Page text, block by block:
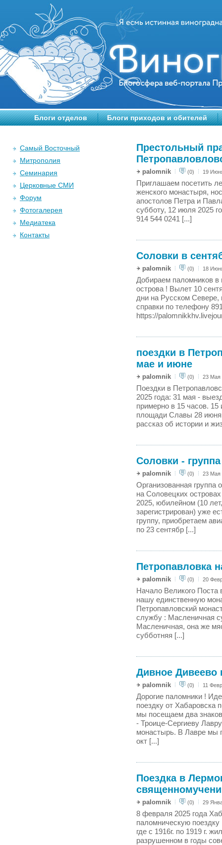
Блоги отделов Блоги приходов и обителей
Престольный
palomnik (0) 19
Приглашаем посетить
женского монастыря,
апостолов Петра и
субботу, 12 июля 2025
914 544 0241 [...]
Соловки в
palomnik (0) 18
Добираем паломников в
острова ! Вылет 10
дни на Русском Севере,
справки по телефону
https://
поездки в
мае и июне
palomnik (0) 23 Мая
Поездки в
2025 года: 31 мая -
примерно в 15 часов.
площади Славы 28 июня
рассказ об истории и
Соловки -
palomnik (0) 23 Мая
Организованная группа
на Соловецких
2025, юбилейном (10
зарегистрирован) уже
группу, приобретаем
по 23 сентябр [...]
Петропавловка
palomnik (0) 20
Начало Великого Поста
нашу единственную
Петропавловский
службу : Масленичная
Масленичная, она же
субботняя [...]
Дивное Дивеево
palomnik (0) 11
Дорогие паломники !
поездку от Хабаровска
мы посещаем два
- Троице-Сергиеву
монастырь. В Лавре мы
окт [...]
Поездка в
palomnik (0) 29
8 февраля 2025 года
паломническую поездку
где с 1916г. по 1919 г.
разрушенном в годы
Самый Восточный
Митрополия
Семинария
Церковные СМИ
Форум
Фотогалерея
Медиатека
Контакты